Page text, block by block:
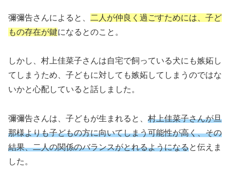
彌彌告さんによると、
二人が仲良く過ごすためには、子ど
もの存在が鍵になるとのこと。
しかし、村上佳菜子さんは自宅で飼っている犬にも嫉妬し
てしまうため、子どもに対しても嫉妬してしまうのではな
いかと心配していると話しました。
彌彌告さんは、子どもが生まれると、 村上佳菜子さんが旦
那様よりも子どもの方に向いてしまう可能性が高く、その
結果、二人の関係のバランスがとれるようになると伝えま
した。